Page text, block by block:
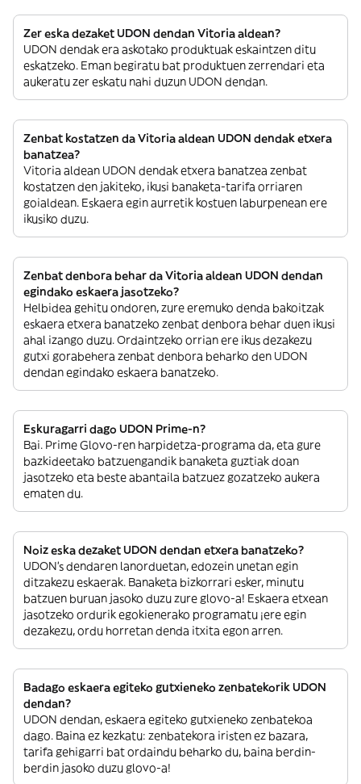
Zer eska dezaket UDON dendan Vitoria aldean?
UDON dendak era askotako produktuak eskaintzen ditu
eskatzeko. Eman begiratu bat produktuen zerrendari eta
aukeratu zer eskatu nahi duzun UDON dendan.
Zenbat kostatzen da Vitoria aldean UDON dendak etxera
banatzea?
Vitoria aldean UDON dendak etxera banatzea zenbat
kostatzen den jakiteko, ikusi banaketa-tarifa orriaren
goialdean. Eskaera egin aurretik kostuen laburpenean ere
ikusiko duzu.
Zenbat denbora behar da Vitoria aldean UDON dendan
egindako eskaera jasotzeko?
Helbidea gehitu ondoren, zure eremuko denda bakoitzak
eskaera etxera banatzeko zenbat denbora behar duen ikusi
ahal izango duzu. Ordaintzeko orrian ere ikus dezakezu
gutxi gorabehera zenbat denbora beharko den UDON
dendan egindako eskaera banatzeko.
Eskuragarri dago UDON Prime-n?
Bai. Prime Glovo-ren harpidetza-programa da, eta gure
bazkideetako batzuengandik banaketa guztiak doan
jasotzeko eta beste abantaila batzuez gozatzeko aukera
ematen du.
Noiz eska dezaket UDON dendan etxera banatzeko?
UDON’s dendaren lanorduetan, edozein unetan egin
ditzakezu eskaerak. Banaketa bizkorrari esker, minutu
batzuen buruan jasoko duzu zure glovo-a! Eskaera etxean
jasotzeko ordurik egokienerako programatu ¡ere egin
dezakezu, ordu horretan denda itxita egon arren.
Badago eskaera egiteko gutxieneko zenbatekorik UDON
dendan?
UDON dendan, eskaera egiteko gutxieneko zenbatekoa
dago. Baina ez kezkatu: zenbatekora iristen ez bazara,
tarifa gehigarri bat ordaindu beharko du, baina berdin-
berdin jasoko duzu glovo-a!